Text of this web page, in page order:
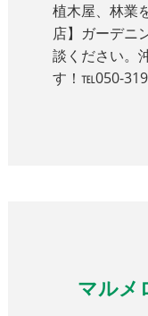
植木屋、林業
店】ガーデニ
談ください。
す！℡050-
マルメ